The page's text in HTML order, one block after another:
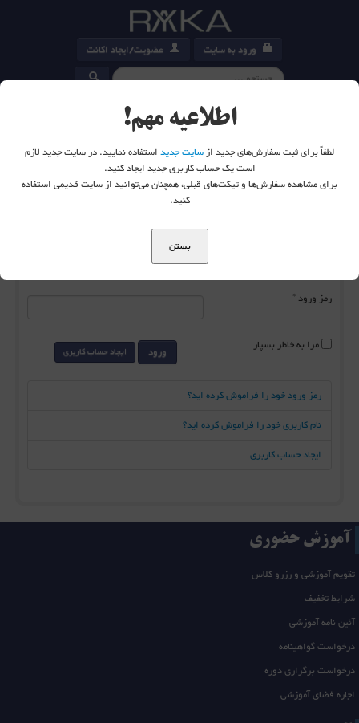
ورود به سایت عضویت/ایجاد اکانت
کارت خرید
شما اینجا هستید:خانه ورود به سایت
رمز ورود *
مرا به خاطر بسپار ورود ایجاد حساب کاربری
رمز ورود خود را فراموش کرده اید؟
نام کاربری خود را فراموش کرده اید؟
ایجاد حساب کاربری
آموزش حضوری
تقویم آموزشی و رزرو کلاس
شرایط تخفیف
آئین نامه آموزشی
درخواست گواهینامه
درخواست برگزاری دوره
اجاره فضای آموزشی
اطلاعیه مهم!
لطفاً برای ثبت سفارش‌های جدید ازسایت جدیداستفاده نمایید. در سایت جدید لازم
است یک حساب کاربری جدید ایجاد کنید.
برای مشاهده سفارش‌ها و تیکت‌های قبلی، همچنان می‌توانید از سایت قدیمی استفاده
کنید.
بستن